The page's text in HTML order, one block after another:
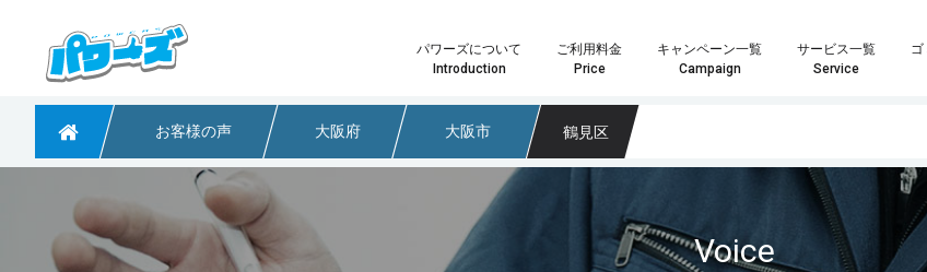
パワーズについて
Introduction
ご利用料金
Price
キャンペーン一覧
Campaign
サービス一覧
Service
ゴ
粗大ごみや不用品回収なら大阪のパワーズ
お客様の声 大阪府 大阪市 鶴見区
Voice